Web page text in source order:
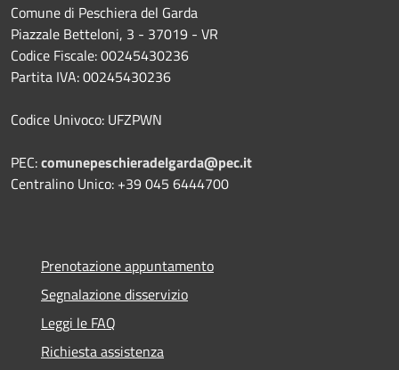
Comune di Peschiera del Garda
Piazzale Betteloni, 3 - 37019 - VR
Codice Fiscale: 00245430236
Partita IVA: 00245430236
Codice Univoco: UFZPWN
PEC:comunepeschieradelgarda@pec.it
Centralino Unico: +39 045 6444700
Prenotazione appuntamento
Segnalazione disservizio
Leggi le FAQ
Richiesta assistenza